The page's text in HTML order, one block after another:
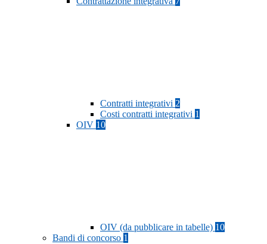
Contratti integrativi 2
Costi contratti integrativi 1
OIV 10
OIV (da pubblicare in tabelle) 10
Bandi di concorso 1